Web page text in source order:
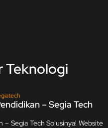
Teknologi
– Segia Tech
– Segia Tech Solusinya! Website